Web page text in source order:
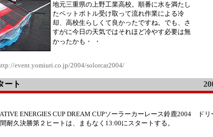
地元三重県の上野工業高校。順番に水を満たし
たペットボトル受け取って流れ作業による冷
却、高校生らしくて良かったですね。でも、さ
すがに今日の天気ではそれほど冷やす必要は無
かったかも・
・
event.yomiuri.co.jp/2004/solorcar2004/
ート
ENERGIES CUP DREAM CUPソーラーカーレース鈴鹿2004 ド
耐久決勝第２ヒートは、まもなく13:00にスタートする。